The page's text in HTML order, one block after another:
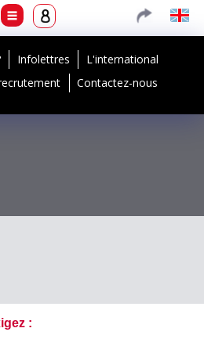
Infolettres
L'international
Contactez-nous
: